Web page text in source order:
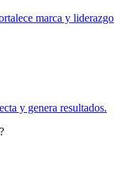
marca y liderazgo
y genera resultados.